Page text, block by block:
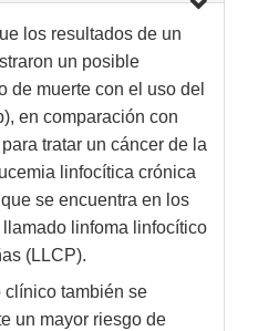
los resultados de un
un posible
de muerte con el uso del
en comparación con
tratar un cáncer de la
linfocítica crónica
se encuentra en los
linfoma linfocítico
(LLCP).
clínico también se
un mayor riesgo de